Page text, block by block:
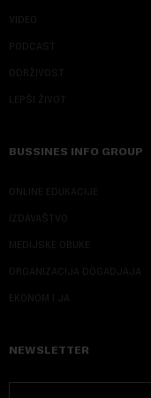
VIDEO
PODCAST
ODRŽIVOST
LEPŠI ŽIVOT
BUSSINES INFO GROUP
ONLINE EDUKACIJE
IZDAVAŠTVO
MEDIJSKE OBUKE
ORGANIZACIJA DOGADJAJA
EKONOM I JA
NEWSLETTER